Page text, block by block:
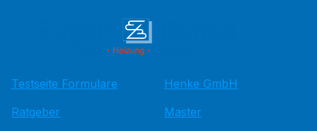
Testseite Formulare
Ratgeber
Henke GmbH
Master